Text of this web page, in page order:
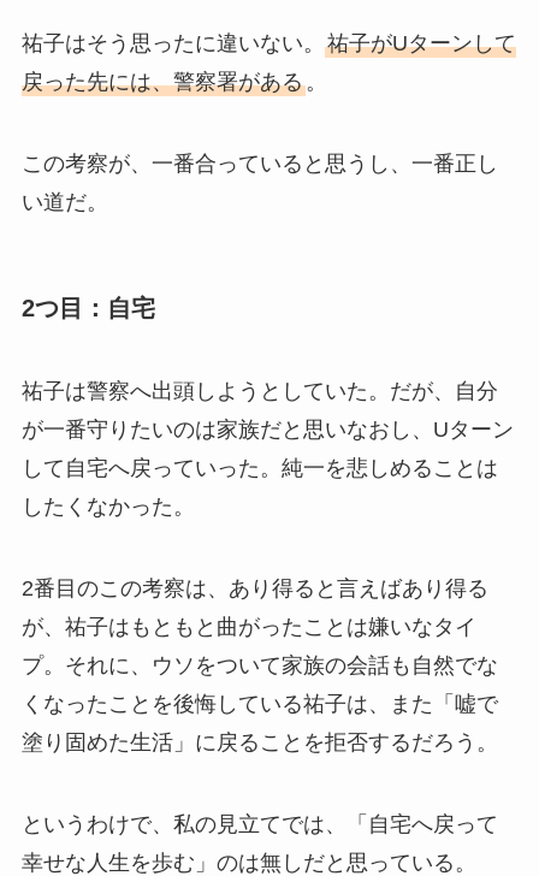
祐子はそう思ったに違いない。 祐子がUターンして
戻った先には、警察署がある。
この考察が、一番合っていると思うし、一番正し
い道だ。
2つ目：自宅
祐子は警察へ出頭しようとしていた。だが、自分
が一番守りたいのは家族だと思いなおし、Uターン
して自宅へ戻っていった。純一を悲しめることは
したくなかった。
2番目のこの考察は、あり得ると言えばあり得る
が、祐子はもともと曲がったことは嫌いなタイ
プ。それに、ウソをついて家族の会話も自然でな
くなったことを後悔している祐子は、また「嘘で
塗り固めた生活」に戻ることを拒否するだろう。
というわけで、私の見立てでは、「自宅へ戻って
幸せな人生を歩む」のは無しだと思っている。